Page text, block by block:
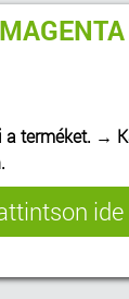
terméket. →
ide